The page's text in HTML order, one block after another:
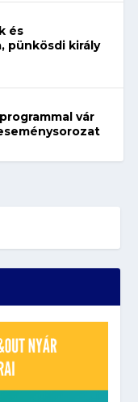
és
pünkösdi király
vár